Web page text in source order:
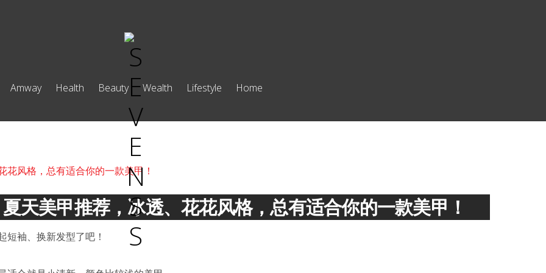
Amway Health Beauty Wealth Lifestyle Home
天美甲推荐，冰透、花花风格，总有适合你的一款美甲！
袖、换新发型了吧！